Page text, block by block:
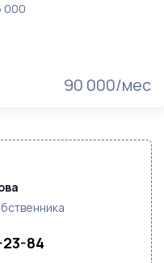
90 000/мес
000
23-84